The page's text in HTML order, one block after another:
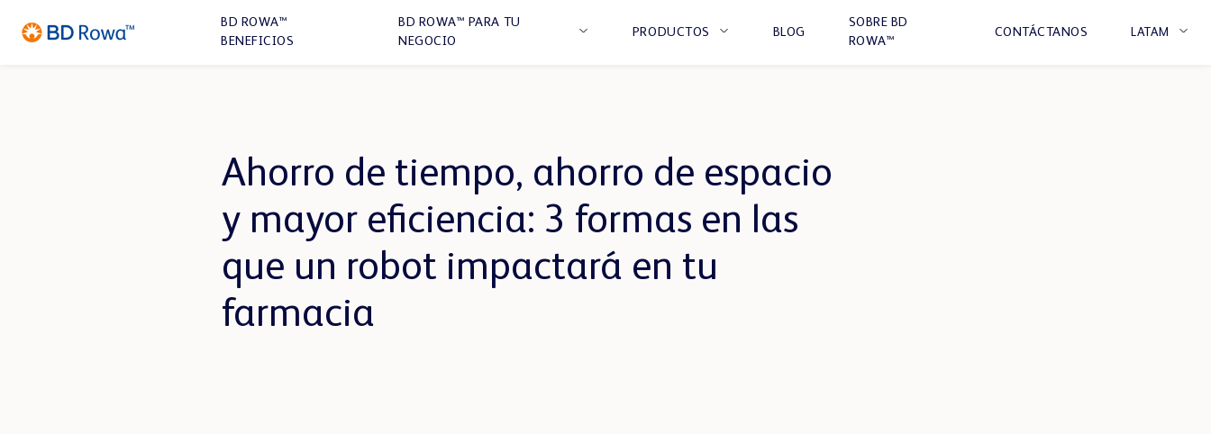
BD ROWA™
BENEFICIOS
BD ROWA™ PARA TU
NEGOCIO
FARMACIA HOSPITAL CENTRO DE DISTRIBUCIÓN
PRODUCTOS
ALMACENAMIENTO
SOLUCIONES
DIGITALES
SOLUCIONES
DE
BLOG
SOBRE BD
ROWA™
CONTÁCTANOS
LATAM
Ahorro de tiempo, ahorro de espacio
y mayor eficiencia: 3 formas en las
que un robot impactará en tu
farmacia